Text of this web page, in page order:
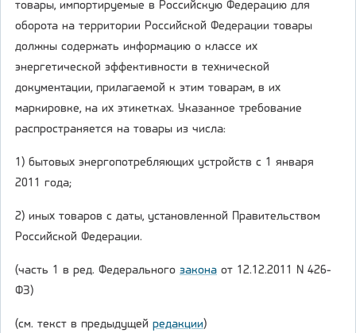
товары, импортируемые в Российскую Федерацию для
оборота на территории Российской Федерации товары
должны содержать информацию о классе их
энергетической эффективности в технической
документации, прилагаемой к этим товарам, в их
маркировке, на их этикетках. Указанное требование
распространяется на товары из числа:
1) бытовых энергопотребляющих устройств с 1 января
2011 года;
2) иных товаров с даты, установленной Правительством
Российской Федерации.
(часть 1 в ред. Федерального закона от 12.12.2011 N 426-
ФЗ)
(см. текст в предыдущей редакции)